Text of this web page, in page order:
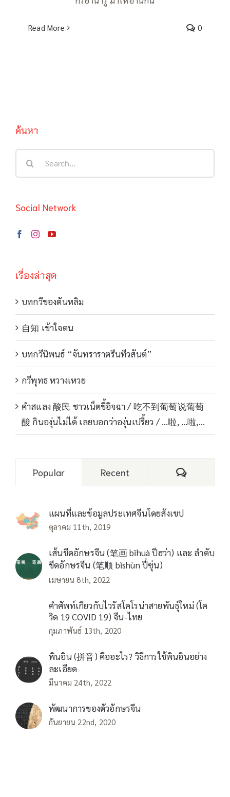
Read More 0
ค้นหา
Social Network
เรื่องล่าสุด
บทกวีของตันหลิม
自知 เข้าใจตน
บทกวีนิพนธ์ “จันทราราตรีนทีวสันต์”
กวีพุทธ หวางเหวย
คำสแลง 酸民 ชาวเน็ตขี้อิจฉา / 吃不到葡萄说葡萄
酸 กินองุ่นไม่ได้ เลยบอกว่าองุ่นเปรี้ยว / …啦, …啦,…
Popular Recent Comments
แผนที่และข้อมูลประเทศจีนโดยสังเขป
ตุลาคม 11th, 2019
เส้นขีดอักษรจีน (笔画 bǐhuà ปี่ฮว่า) และ ลำดับ
ขีดอักษรจีน (笔顺 bǐshùn ปี่ซุ่น)
เมษายน 8th, 2022
คำศัพท์เกี่ยวกับไวรัสโคโรน่าสายพันธุ์ใหม่ (โค
วิด 19 COVID 19) จีน-ไทย
กุมภาพันธ์ 13th, 2020
พินอิน (拼音) คืออะไร? วิธีการใช้พินอินอย่าง
ละเอียด
มีนาคม 24th, 2022
พัฒนาการของตัวอักษรจีน
กันยายน 22nd, 2020